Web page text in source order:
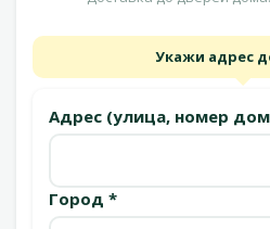
Укажи адрес
Адрес (улица, номер
Город *